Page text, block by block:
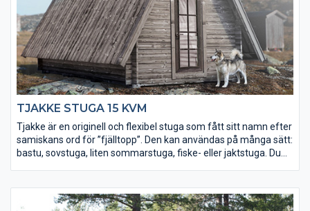
TJAKKE STUGA 15 KVM
Tjakke är en originell och flexibel stuga som fått sitt namn efter
samiskans ord för ”fjälltopp”. Den kan användas på många sätt:
bastu, sovstuga, liten sommarstuga, fiske- eller jaktstuga. Du
hög nog för ett loft, så att du trots en mindre golvyta rymmer
mycket.